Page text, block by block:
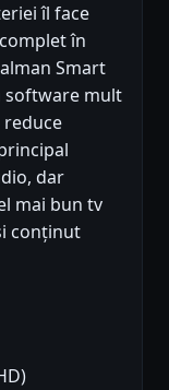
îl face
în
Smart
software mult
reduce
dar
mai bun tv
conținut